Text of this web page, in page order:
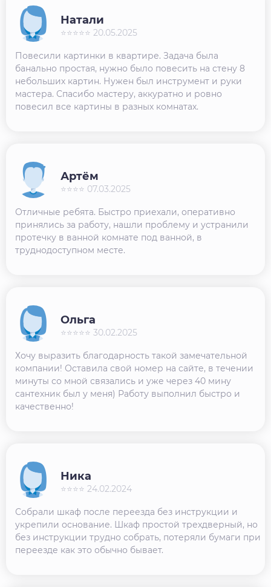
Повесили картинки в квартире. Задача была
банально простая, нужно было повесить на стену 8
небольших картин. Нужен был инструмент и руки
мастера. Спасибо мастеру, аккуратно и ровно
повесил все картины в разных комнатах.
Натали
⭐⭐⭐⭐⭐ 20.05.2025
Отличные ребята. Быстро приехали, оперативно
принялись за работу, нашли проблему и устранили
протечку в ванной комнате под ванной, в
труднодоступном месте.
Артём
⭐⭐⭐⭐ 07.03.2025
Хочу выразить благодарность такой замечательной
компании! Оставила свой номер на сайте, в течении
минуты со мной связались и уже через 40 мину
сантехник был у меня) Работу выполнил быстро и
качественно!
Ольга
⭐⭐⭐⭐⭐ 30.02.2025
Собрали шкаф после переезда без инструкции и
укрепили основание. Шкаф простой трехдверный, но
без инструкции трудно собрать, потеряли бумаги при
переезде как это обычно бывает.
Ника
⭐⭐⭐⭐ 24.02.2024